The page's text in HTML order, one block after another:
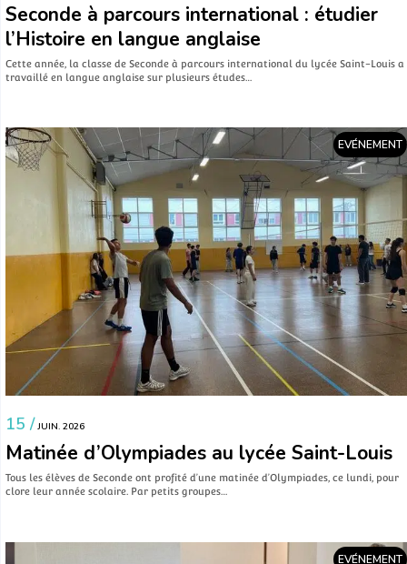
Seconde à parcours international : étudier
l’Histoire en langue anglaise
Cette année, la classe de Seconde à parcours international du lycée Saint-Louis a
travaillé en langue anglaise sur plusieurs études…
EVÉNEMENT
15 / JUIN. 2026
Matinée d’Olympiades au lycée Saint-Louis
Tous les élèves de Seconde ont profité d’une matinée d’Olympiades, ce lundi, pour
clore leur année scolaire. Par petits groupes…
EVÉNEMENT